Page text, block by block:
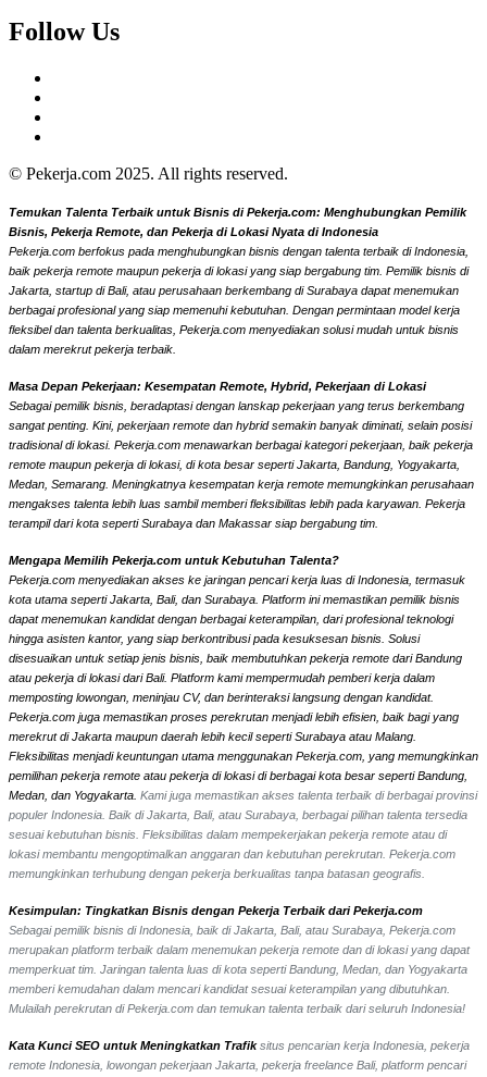
Follow Us
© Pekerja.com 2025. All rights reserved.
Temukan Talenta Terbaik untuk Bisnis di Pekerja.com: Menghubungkan Pemilik
Bisnis, Pekerja Remote, dan Pekerja di Lokasi Nyata di Indonesia
Pekerja.com berfokus pada menghubungkan bisnis dengan talenta terbaik di Indonesia,
baik pekerja remote maupun pekerja di lokasi yang siap bergabung tim. Pemilik bisnis di
Jakarta, startup di Bali, atau perusahaan berkembang di Surabaya dapat menemukan
berbagai profesional yang siap memenuhi kebutuhan. Dengan permintaan model kerja
fleksibel dan talenta berkualitas, Pekerja.com menyediakan solusi mudah untuk bisnis
dalam merekrut pekerja terbaik.
Masa Depan Pekerjaan: Kesempatan Remote, Hybrid, Pekerjaan di Lokasi
Sebagai pemilik bisnis, beradaptasi dengan lanskap pekerjaan yang terus berkembang
sangat penting. Kini, pekerjaan remote dan hybrid semakin banyak diminati, selain posisi
tradisional di lokasi. Pekerja.com menawarkan berbagai kategori pekerjaan, baik pekerja
remote maupun pekerja di lokasi, di kota besar seperti Jakarta, Bandung, Yogyakarta,
Medan, Semarang. Meningkatnya kesempatan kerja remote memungkinkan perusahaan
mengakses talenta lebih luas sambil memberi fleksibilitas lebih pada karyawan. Pekerja
terampil dari kota seperti Surabaya dan Makassar siap bergabung tim.
Mengapa Memilih Pekerja.com untuk Kebutuhan Talenta?
Pekerja.com menyediakan akses ke jaringan pencari kerja luas di Indonesia, termasuk
kota utama seperti Jakarta, Bali, dan Surabaya. Platform ini memastikan pemilik bisnis
dapat menemukan kandidat dengan berbagai keterampilan, dari profesional teknologi
hingga asisten kantor, yang siap berkontribusi pada kesuksesan bisnis. Solusi
disesuaikan untuk setiap jenis bisnis, baik membutuhkan pekerja remote dari Bandung
atau pekerja di lokasi dari Bali. Platform kami mempermudah pemberi kerja dalam
memposting lowongan, meninjau CV, dan berinteraksi langsung dengan kandidat.
Pekerja.com juga memastikan proses perekrutan menjadi lebih efisien, baik bagi yang
merekrut di Jakarta maupun daerah lebih kecil seperti Surabaya atau Malang.
Fleksibilitas menjadi keuntungan utama menggunakan Pekerja.com, yang memungkinkan
pemilihan pekerja remote atau pekerja di lokasi di berbagai kota besar seperti Bandung,
Medan, dan Yogyakarta. Kami juga memastikan akses talenta terbaik di berbagai provinsi
populer Indonesia. Baik di Jakarta, Bali, atau Surabaya, berbagai pilihan talenta tersedia
sesuai kebutuhan bisnis. Fleksibilitas dalam mempekerjakan pekerja remote atau di
lokasi membantu mengoptimalkan anggaran dan kebutuhan perekrutan. Pekerja.com
memungkinkan terhubung dengan pekerja berkualitas tanpa batasan geografis.
Kesimpulan: Tingkatkan Bisnis dengan Pekerja Terbaik dari Pekerja.com
Sebagai pemilik bisnis di Indonesia, baik di Jakarta, Bali, atau Surabaya, Pekerja.com
merupakan platform terbaik dalam menemukan pekerja remote dan di lokasi yang dapat
memperkuat tim. Jaringan talenta luas di kota seperti Bandung, Medan, dan Yogyakarta
memberi kemudahan dalam mencari kandidat sesuai keterampilan yang dibutuhkan.
Mulailah perekrutan di Pekerja.com dan temukan talenta terbaik dari seluruh Indonesia!
Kata Kunci SEO untuk Meningkatkan Trafiksitus pencarian kerja Indonesia, pekerja
remote Indonesia, lowongan pekerjaan Jakarta, pekerja freelance Bali, platform pencari